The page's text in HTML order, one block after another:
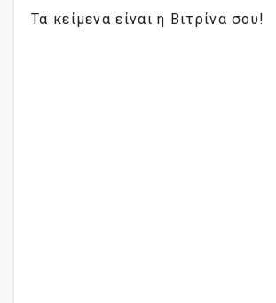
Τα κείμενα είναι η Βιτρίνα σου!